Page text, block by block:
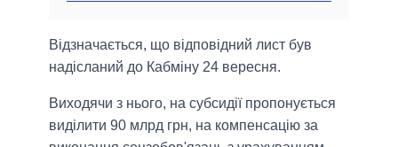
Відзначається, що відповідний лист був
надісланий до Кабміну 24 вересня.
Виходячи з нього, на субсидії пропонується
виділити 90 млрд грн, на компенсацію за